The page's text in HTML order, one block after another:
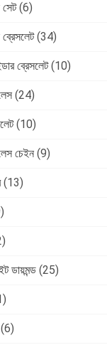
সেট (6)
ব্রেসলেট (34)
ব্রেসলেট (10)
(24)
(10)
চেইন (9)
(13)
ডায়মন্ড (25)
(6)